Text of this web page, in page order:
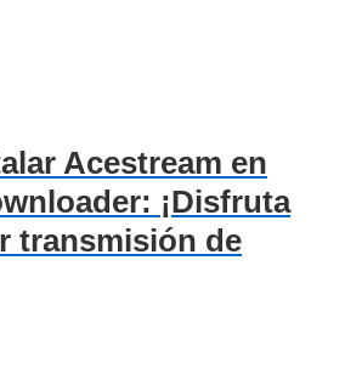
Acestream en
¡Disfruta
transmisión de